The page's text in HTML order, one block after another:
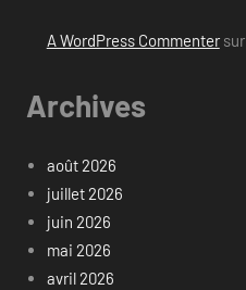
A WordPress Commentersur
Archives
août 2026
juillet 2026
juin 2026
mai 2026
avril 2026